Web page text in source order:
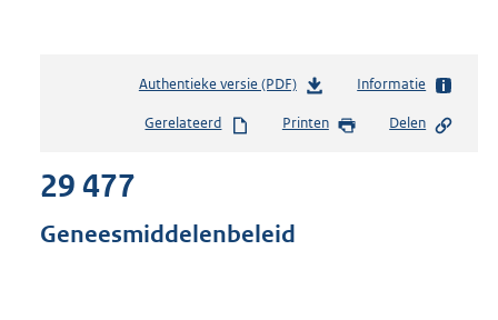
Authentieke versie (PDF)b
s
Informatie
Gerelateerd Printen Delen
29 477
Geneesmiddelenbeleid